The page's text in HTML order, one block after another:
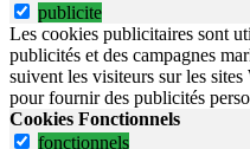
publicite
Les cookies publicitaires sont
publicités et des campagnes
suivent les visiteurs sur les
pour fournir des publicités
Cookies Fonctionnels
fonctionnels